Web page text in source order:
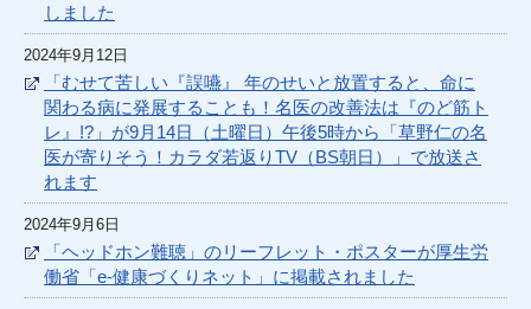
しました
2024年9月12日
「むせて苦しい『誤嚥』 年のせいと放置すると、命に
関わる病に発展することも！名医の改善法は『のど筋ト
レ』!?」が9月14日（土曜日）午後5時から「草野仁の名
医が寄りそう！カラダ若返りTV（BS朝日）」で放送さ
れます
2024年9月6日
「ヘッドホン難聴」のリーフレット・ポスターが厚生労
働省「e-健康づくりネット」に掲載されました